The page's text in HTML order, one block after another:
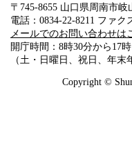
〒745-8655 山口県周南市岐
電話：0834-22-8211 ファク
メールでのお問い合わせは
開庁時間：8時30分から17
（土・日曜日、祝日、年末
Copyright ©